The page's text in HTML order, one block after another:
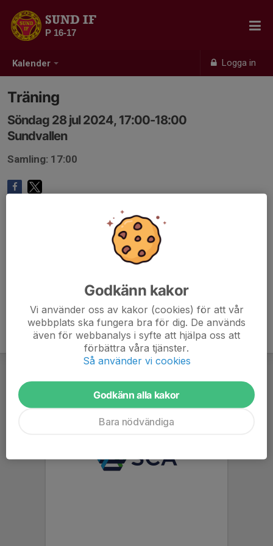
Kalender Logga in
SUND IF
P 16-17
Träning
Söndag 28 jul 2024, 17:00-18:00
Sundvallen
Samling: 17:00
Godkänn kakor
Vi använder oss av kakor (cookies) för att vår
webbplats ska fungera bra för dig. De används
även för webbanalys i syfte att hjälpa oss att
förbättra våra tjänster.
Så använder vi cookies
Godkänn alla kakor
Bara nödvändiga